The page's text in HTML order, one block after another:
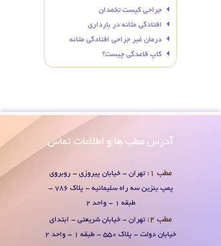
جراحی کیست تخمدان
افتادگی مثانه در بارداری
درمان غیر جراحی افتادگی مثانه
کاپ قاعدگی چیست؟
آدرس مطب ها و اطلاعات تماس
مطب 1:
تهران - خیابان پیروزی - روبروی
پمپ بنزین سه راه سلیمانیه - پلاک 786 -
طبقه 1 - واحد 2
مطب 2:
تهران - خیابان شریعتی - ابتدای
خیابان دولت - پلاک 550 - طبقه 1 - واحد 2